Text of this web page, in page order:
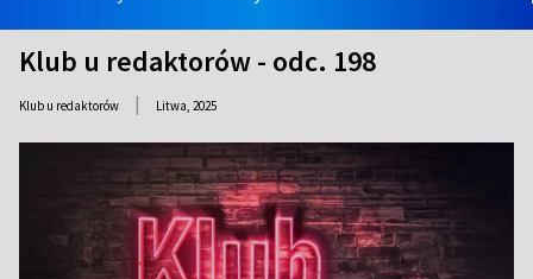
Klub u redaktorów - odc. 198
Klub u redaktorów | Litwa, 2025